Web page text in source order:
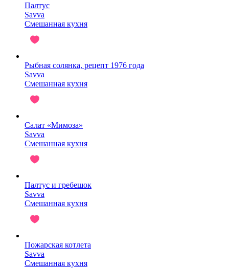
Палтус
Savva
Смешанная кухня
Рыбная солянка, рецепт 1976 года
Savva
Смешанная кухня
Салат «Мимоза»
Savva
Смешанная кухня
Палтус и гребешок
Savva
Смешанная кухня
Пожарская котлета
Savva
Смешанная кухня